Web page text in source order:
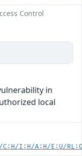
Control
in
local
I:H/A:H/E:U/